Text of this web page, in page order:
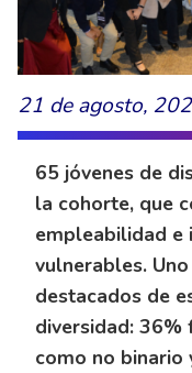
21 de agosto,
65 jóvenes de
la cohorte, que
empleabilidad e
vulnerables.
destacados de
diversidad: 36%
como no binario